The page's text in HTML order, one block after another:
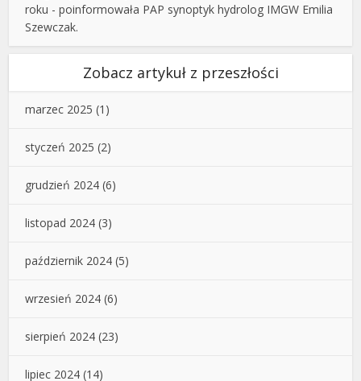
roku - poinformowała PAP synoptyk hydrolog IMGW Emilia
Szewczak.
Zobacz artykuł z przeszłości
marzec 2025 (1)
styczeń 2025 (2)
grudzień 2024 (6)
listopad 2024 (3)
październik 2024 (5)
wrzesień 2024 (6)
sierpień 2024 (23)
lipiec 2024 (14)